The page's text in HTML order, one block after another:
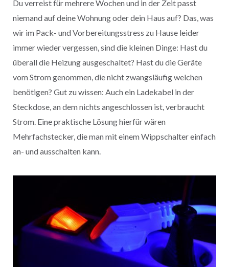
Du verreist für mehrere Wochen und in der Zeit passt
niemand auf deine Wohnung oder dein Haus auf? Das, was
wir im Pack- und Vorbereitungsstress zu Hause leider
immer wieder vergessen, sind die kleinen Dinge: Hast du
überall die Heizung ausgeschaltet? Hast du die Geräte
vom Strom genommen, die nicht zwangsläufig welchen
benötigen? Gut zu wissen: Auch ein Ladekabel in der
Steckdose, an dem nichts angeschlossen ist, verbraucht
Strom. Eine praktische Lösung hierfür wären
Mehrfachstecker, die man mit einem Wippschalter einfach
an- und ausschalten kann.